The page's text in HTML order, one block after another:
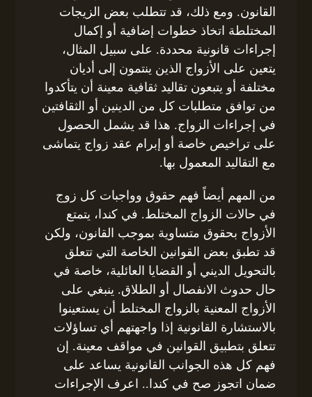
القانون. ومع ذلك، قد تتطلب بعض الزيجات
المختلطة اتخاذ خطوات إضافية أو إكمال
إجراءات قانونية محددة. على سبيل المثال،
يتعين على الأزواج الذين ينتمون إلى أديان
مختلفة أو يتبعون تقاليد ثقافية معينة أن يتأكدوا
من توافق متطلبات كل من الدينين أو الثقافتين
في إجراءات الزواج. هذا قد يشمل الحصول
على تراخيص خاصة أو إبرام عقد زواج يتماشى
مع التقاليد المعمول بها.
من المهم أيضاً فهم حقوق وواجبات كل زوج
في حالات الزواج المختلط. في كندا، يتمتع
الأزواج بحقوق متساوية بموجب القانون، ولكن
قد تطبق بعض القوانين الخاصة التي تتعلق
بالتحويل الديني أو القضايا العائلية، خاصة في
حال حدوث الانفصال أو الطلاق. ينبغي على
الأزواج المعنية بالزواج المختلط أن يستعينوا
بالاستشارة القانونية إذا واجهتهم أي تساؤلات
تتعلق بتطبيق القوانين في مواقف معينة. إن
فهم كل هذه الجوانب القانونية يساعد على
ضمان اتجوز صح في كندا.. اعرف الإجراءات